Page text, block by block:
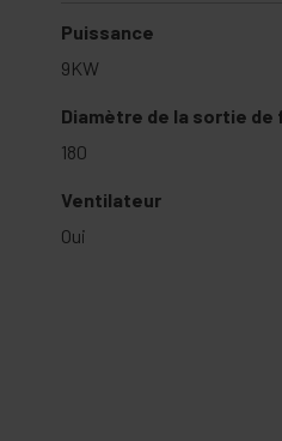
Puissance
9KW
Diamètre de la sortie de
180
Ventilateur
Oui